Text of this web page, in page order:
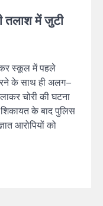
तलाश में जुटी
स्कूल में पहले
के साथ ही अलग–
चोरी की घटना
के बाद पुलिस
आरोपियों को